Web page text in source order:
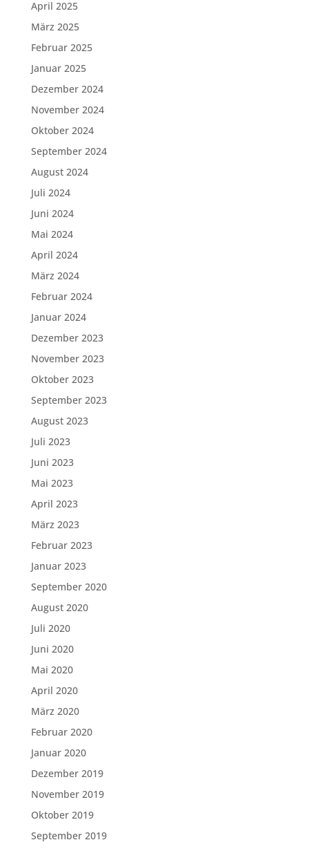
April 2025
März 2025
Februar 2025
Januar 2025
Dezember 2024
November 2024
Oktober 2024
September 2024
August 2024
Juli 2024
Juni 2024
Mai 2024
April 2024
März 2024
Februar 2024
Januar 2024
Dezember 2023
November 2023
Oktober 2023
September 2023
August 2023
Juli 2023
Juni 2023
Mai 2023
April 2023
März 2023
Februar 2023
Januar 2023
September 2020
August 2020
Juli 2020
Juni 2020
Mai 2020
April 2020
März 2020
Februar 2020
Januar 2020
Dezember 2019
November 2019
Oktober 2019
September 2019